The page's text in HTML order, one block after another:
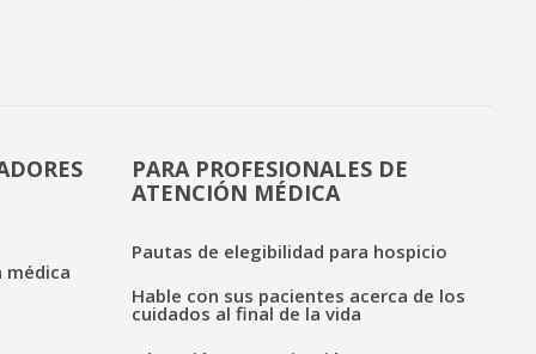
médica
PARA PROFESIONALES DE
ATENCIÓN MÉDICA
Pautas de elegibilidad para hospicio
Hable con sus pacientes acerca de los
cuidados al final de la vida